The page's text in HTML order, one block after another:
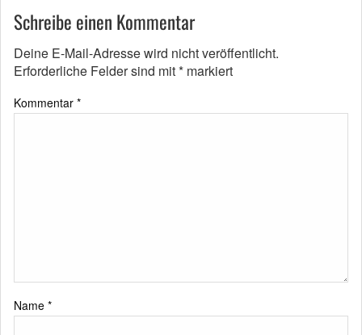
Schreibe einen Kommentar
Deine E-Mail-Adresse wird nicht veröffentlicht.
Erforderliche Felder sind mit* markiert
Kommentar *
Name *